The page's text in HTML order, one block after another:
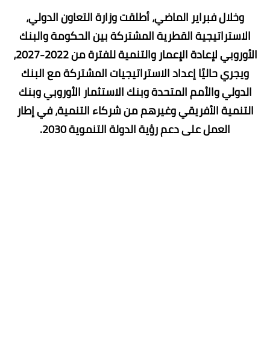
وخلال فبراير الماضي، أطلقت وزارة التعاون الدولي،
الاستراتيجية القطرية المشتركة بين الحكومة والبنك
الأوروبي لإعادة الإعمار والتنمية للفترة من 2022-2027،
ويجري حاليًا إعداد الاستراتيجيات المشتركة مع البنك
الدولي والأمم المتحدة وبنك الاستثمار الأوروبي وبنك
التنمية الأفريقي وغيرهم من شركاء التنمية، في إطار
العمل على دعم رؤية الدولة التنموية 2030.